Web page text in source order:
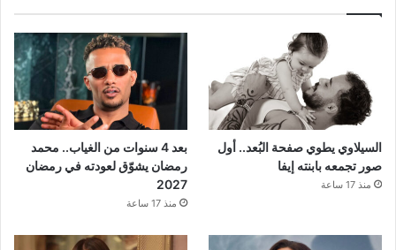
السيلاوي يطوي صفحة البُعد.. أول
صور تجمعه بابنته إيفا
منذ 17 ساعة
بعد 4 سنوات من الغياب.. محمد
رمضان يشوّق لعودته في رمضان
2027
منذ 17 ساعة